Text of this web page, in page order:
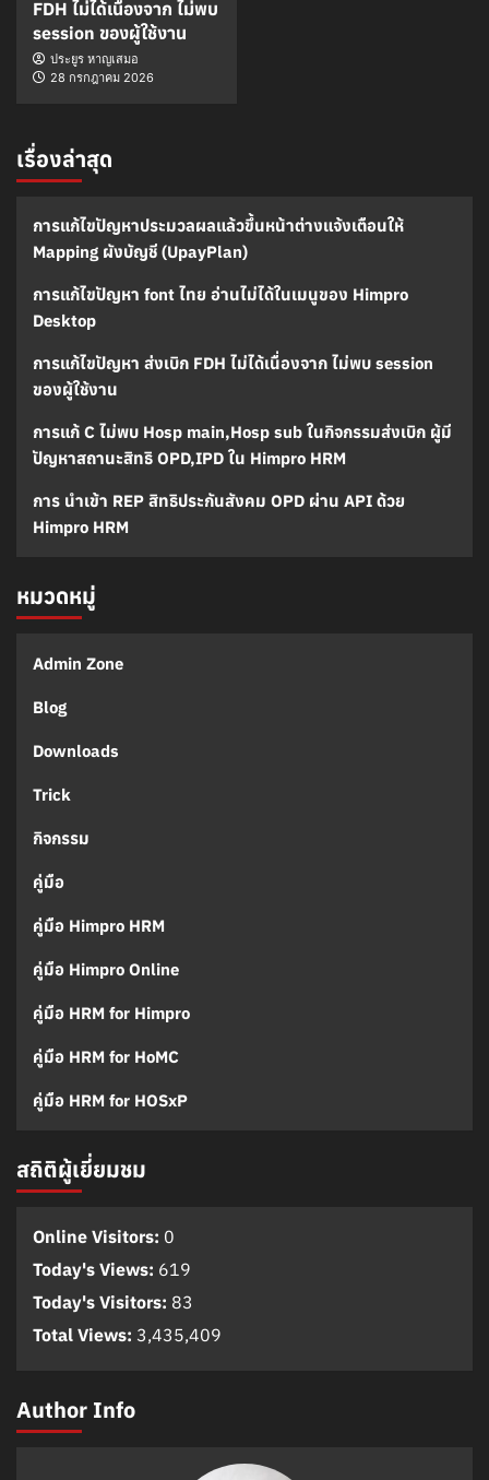
FDH ไม่ได้เนื่องจาก ไม่พบ
session ของผู้ใช้งาน
ประยูร หาญเสมอ
28 กรกฎาคม 2026
เรื่องล่าสุด
การแก้ไขปัญหาประมวลผลแล้วขึ้นหน้าต่างแจ้งเตือนให้
Mapping ผังบัญชี (UpayPlan)
การแก้ไขปัญหา font ไทย อ่านไม่ได้ในเมนูของ Himpro
Desktop
การแก้ไขปัญหา ส่งเบิก FDH ไม่ได้เนื่องจาก ไม่พบ session
ของผู้ใช้งาน
การแก้ C ไม่พบ Hosp main,Hosp sub ในกิจกรรมส่งเบิก ผู้มี
ปัญหาสถานะสิทธิ OPD,IPD ใน Himpro HRM
การ นำเข้า REP สิทธิประกันสังคม OPD ผ่าน API ด้วย
Himpro HRM
หมวดหมู่
Admin Zone
Blog
Downloads
Trick
กิจกรรม
คู่มือ
คู่มือ Himpro HRM
คู่มือ Himpro Online
คู่มือ HRM for Himpro
คู่มือ HRM for HoMC
คู่มือ HRM for HOSxP
สถิติผู้เยี่ยมชม
Online Visitors: 0
Today's Views: 619
Today's Visitors: 83
Total Views: 3,435,409
Author Info